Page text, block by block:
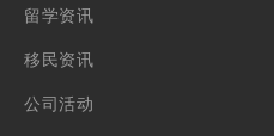
留学资讯
移民资讯
公司活动